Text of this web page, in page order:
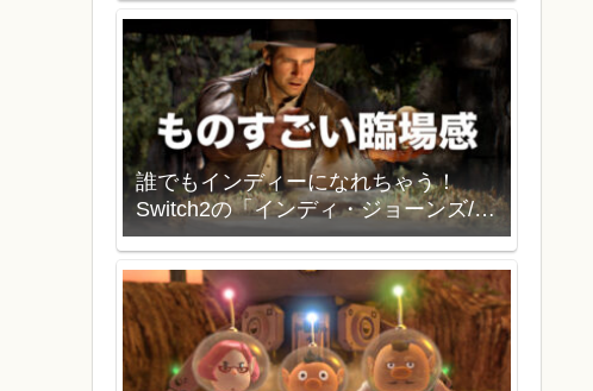
誰でもインディーになれちゃう！
Switch2の「インディ・ジョーンズ/大
いなる円環」を買いました。